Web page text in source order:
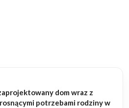
dom wraz z
potrzebami rodziny w